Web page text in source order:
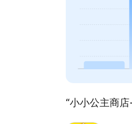
“小小公主商